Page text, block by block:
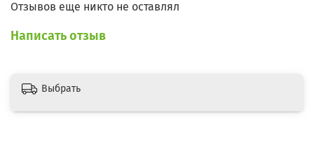
Отзывов еще никто не оставлял
Написать отзыв
Выбрать